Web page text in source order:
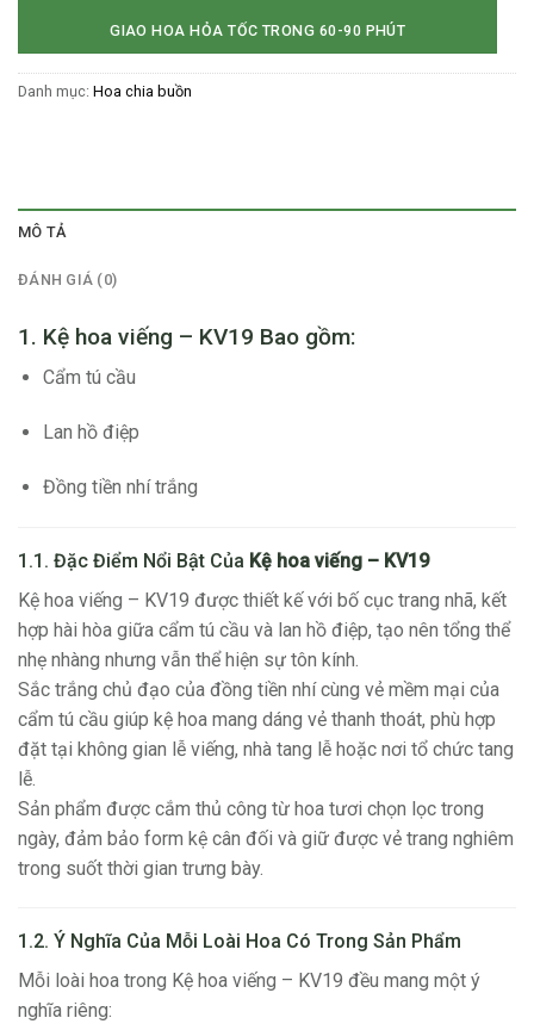
GIAO HOA HỎA TỐC TRONG 60-90 PHÚT
Danh mục: Hoa chia buồn
MÔ TẢ
ĐÁNH GIÁ (0)
1. Kệ hoa viếng – KV19 Bao gồm:
Cẩm tú cầu
Lan hồ điệp
Đồng tiền nhí trắng
1.1. Đặc Điểm Nổi Bật Của Kệ hoa viếng – KV19
Kệ hoa viếng – KV19 được thiết kế với bố cục trang nhã, kết
hợp hài hòa giữa cẩm tú cầu và lan hồ điệp, tạo nên tổng thể
nhẹ nhàng nhưng vẫn thể hiện sự tôn kính.
Sắc trắng chủ đạo của đồng tiền nhí cùng vẻ mềm mại của
cẩm tú cầu giúp kệ hoa mang dáng vẻ thanh thoát, phù hợp
đặt tại không gian lễ viếng, nhà tang lễ hoặc nơi tổ chức tang
lễ.
Sản phẩm được cắm thủ công từ hoa tươi chọn lọc trong
ngày, đảm bảo form kệ cân đối và giữ được vẻ trang nghiêm
trong suốt thời gian trưng bày.
1.2. Ý Nghĩa Của Mỗi Loài Hoa Có Trong Sản Phẩm
Mỗi loài hoa trong Kệ hoa viếng – KV19 đều mang một ý
nghĩa riêng: